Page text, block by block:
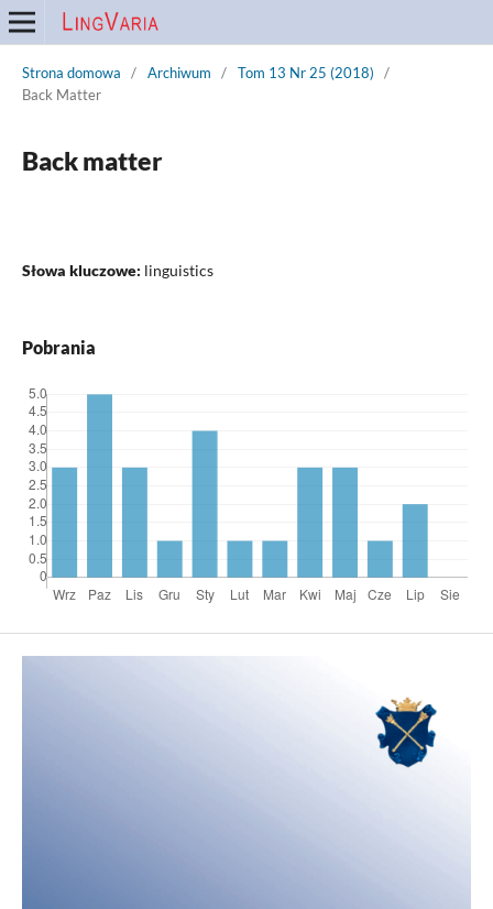
Strona domowa / Archiwum / Tom 13 Nr 25 (2018)
/
Back Matter
Back matter
Słowa kluczowe: linguistics
Pobrania